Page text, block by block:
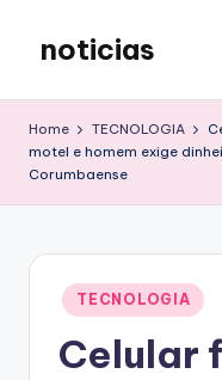
content
noticias
Home TECNOLOGIA
motel e homem exige
Corumbaense
Posted
in
TECNOLOGIA
Celular